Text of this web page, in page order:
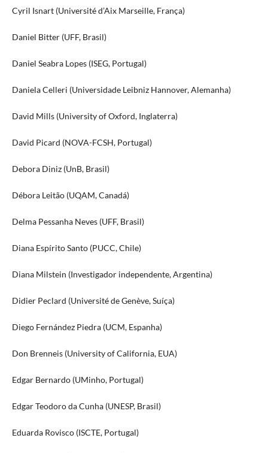
Cyril Isnart (Université d’Aix Marseille, França)
Daniel Bitter (UFF, Brasil)
Daniel Seabra Lopes (ISEG, Portugal)
Daniela Celleri (Universidade Leibniz Hannover, Alemanha)
David Mills (University of Oxford, Inglaterra)
David Picard (NOVA-FCSH, Portugal)
Debora Diniz (UnB, Brasil)
Débora Leitão (UQAM, Canadá)
Delma Pessanha Neves (UFF, Brasil)
Diana Espírito Santo (PUCC, Chile)
Diana Milstein (Investigador independente, Argentina)
Didier Peclard (Université de Genève, Suíça)
Diego Fernández Piedra (UCM, Espanha)
Don Brenneis (University of California, EUA)
Edgar Bernardo (UMinho, Portugal)
Edgar Teodoro da Cunha (UNESP, Brasil)
Eduarda Rovisco (ISCTE, Portugal)